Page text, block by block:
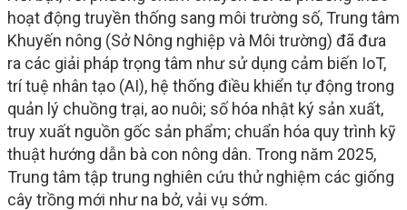
hoạt động truyền thống sang môi trường số, Trung tâm
Khuyến nông (Sở Nông nghiệp và Môi trường) đã đưa
ra các giải pháp trọng tâm như sử dụng cảm biến IoT,
trí tuệ nhân tạo (AI), hệ thống điều khiển tự động trong
quản lý chuồng trại, ao nuôi; số hóa nhật ký sản xuất,
truy xuất nguồn gốc sản phẩm; chuẩn hóa quy trình kỹ
thuật hướng dẫn bà con nông dân. Trong năm 2025,
Trung tâm tập trung nghiên cứu thử nghiệm các giống
cây trồng mới như na bở, vải vụ sớm.